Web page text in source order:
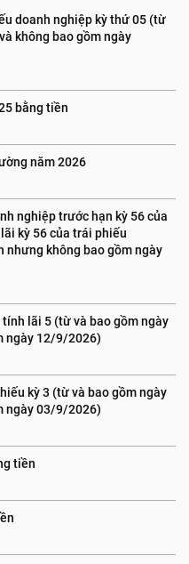
doanh nghiệp kỳ thứ 05 (từ
không bao gồm ngày
bằng tiền
năm 2026
nghiệp trước hạn kỳ 56 của
kỳ 56 của trái phiếu
không bao gồm ngày
lãi 5 (từ và bao gồm ngày
ngày 12/9/2026)
kỳ 3 (từ và bao gồm ngày
ngày 03/9/2026)
tiền